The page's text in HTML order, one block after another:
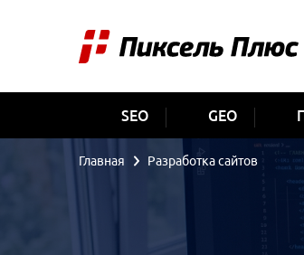
SEO GEO
Главная Разработка сайтов